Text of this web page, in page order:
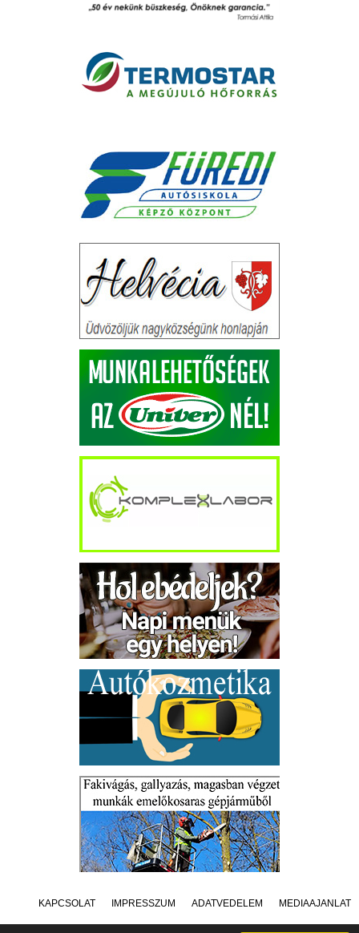
KAPCSOLAT IMPRESSZUM ADATVÉDELEM MÉDIAAJÁNLAT